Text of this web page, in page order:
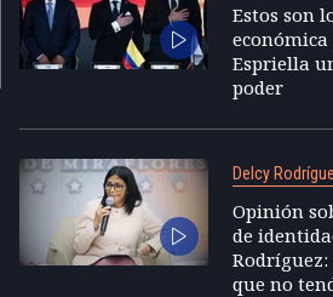
Estos son
Espriella
poder
Delcy
Opinión
de
Rodríguez:
que no